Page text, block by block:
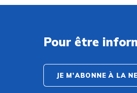
Pour être
JE M'ABONNE À LA